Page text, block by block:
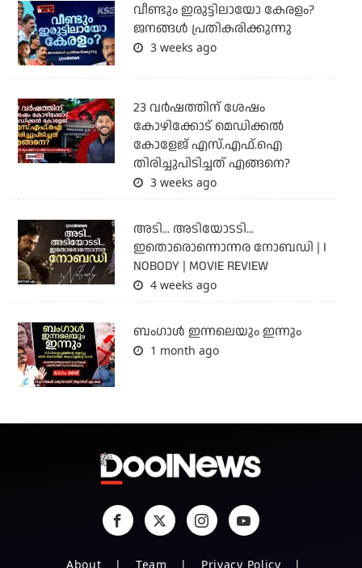
വീണ്ടും ഇരുട്ടിലായോ കേരളം?
ജനങ്ങൾ പ്രതികരിക്കുന്നു
3 weeks ago
23 വർഷത്തിന് ശേഷം
കോഴിക്കോട് മെഡിക്കൽ
കോളേജ് എസ്.എഫ്.ഐ
തിരിച്ചുപിടിച്ചത് എങ്ങനെ?
3 weeks ago
അടി... അടിയോടടി...
ഇതൊരൊന്നൊന്നര നോബഡി | I
NOBODY | MOVIE REVIEW
4 weeks ago
ബംഗാള്‍ ഇന്നലെയും ഇന്നും
1 month ago
About Team Privacy Policy